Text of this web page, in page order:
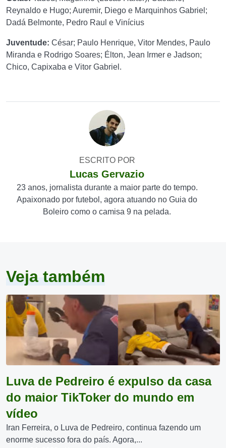
Reynaldo e Hugo; Auremir, Diego e Marquinhos Gabriel;
Dadá Belmonte, Pedro Raul e Vinícius
Juventude: César; Paulo Henrique, Vitor Mendes, Paulo
Miranda e Rodrigo Soares; Élton, Jean Irmer e Jadson;
Chico, Capixaba e Vitor Gabriel.
ESCRITO POR
Lucas Gervazio
23 anos, jornalista durante a maior parte do tempo.
Apaixonado por futebol, agora atuando no Guia do
Boleiro como o camisa 9 na pelada.
Veja também
Luva de Pedreiro é expulso da casa
do maior TikToker do mundo em
vídeo
Iran Ferreira, o Luva de Pedreiro, continua fazendo um
enorme sucesso fora do país. Agora,...